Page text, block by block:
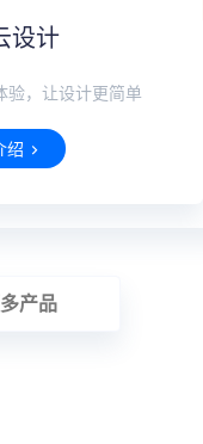
设计
验，让设计更简单
绍
产品